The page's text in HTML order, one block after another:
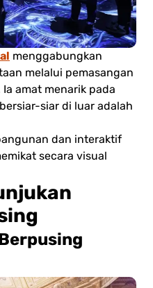
menggabungkan
melalui pemasangan
amat menarik pada
siar di luar adalah
dan interaktif
secara visual